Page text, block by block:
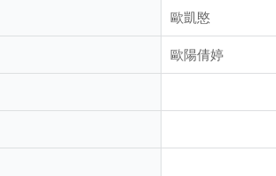
歐凱愍
歐陽倩婷